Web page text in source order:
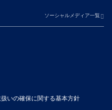
ソーシャルメディア一覧
いの確保に関する基本方針